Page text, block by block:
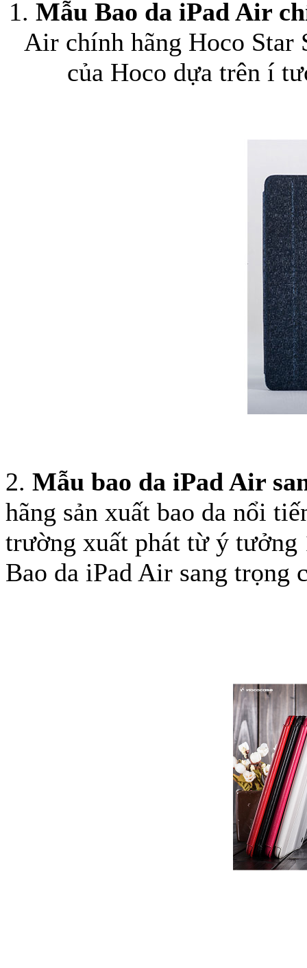
Bao da samsung
Bao da Samsung
Ốp lưng iPhone
Túi đựng iPad
Túi đựng
Bao da Samsung
1. Mẫu Bao da iPad Air
Air chính hãng Hoco Star
của Hoco dựa trên í
2. Mẫu bao da iPad Air
hãng sản xuất bao da nổi
trường xuất phát từ ý tưởng
Bao da iPad Air sang trọng